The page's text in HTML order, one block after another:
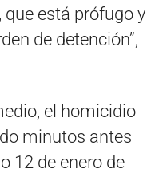
que está prófugo y
de detención”,
el homicidio
minutos antes
12 de enero de